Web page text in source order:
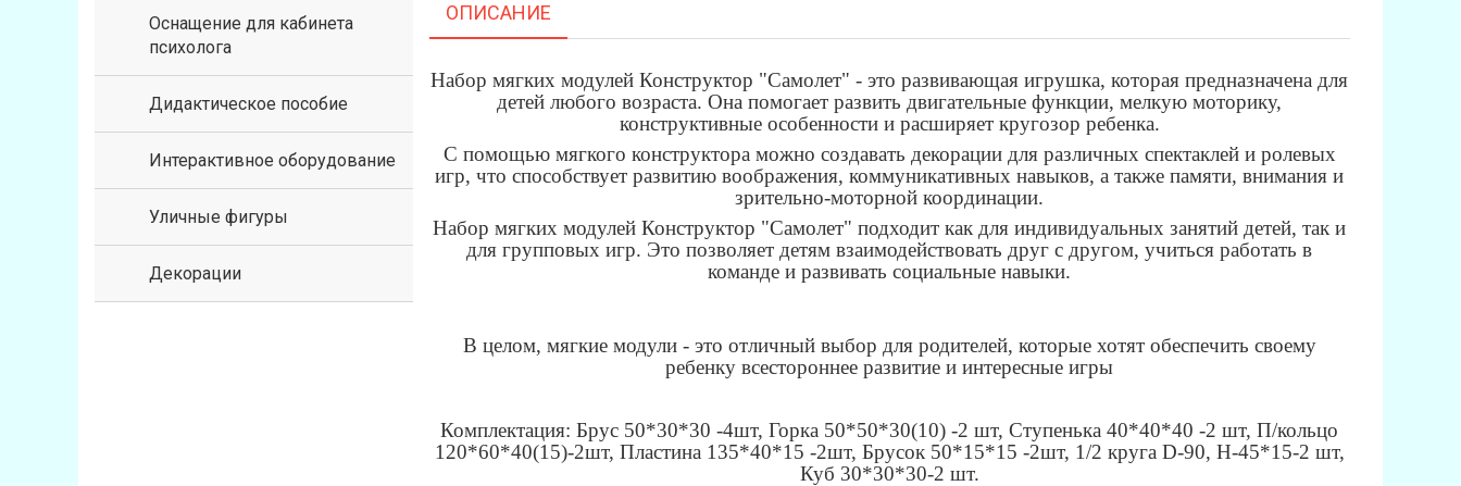
ОПИСАНИЕ
Набор мягких модулей Конструктор "Самолет" - это развивающая игрушка, которая предназначена для
детей любого возраста. Она помогает развить двигательные функции, мелкую моторику,
конструктивные особенности и расширяет кругозор ребенка.
С помощью мягкого конструктора можно создавать декорации для различных спектаклей и ролевых
игр, что способствует развитию воображения, коммуникативных навыков, а также памяти, внимания и
зрительно-моторной координации.
Набор мягких модулей Конструктор "Самолет" подходит как для индивидуальных занятий детей, так и
для групповых игр. Это позволяет детям взаимодействовать друг с другом, учиться работать в
команде и развивать социальные навыки.
В целом, мягкие модули - это отличный выбор для родителей, которые хотят обеспечить своему
ребенку всестороннее развитие и интересные игры
Комплектация: Брус 50*30*30 -4шт, Горка 50*50*30(10) -2 шт, Ступенька 40*40*40 -2 шт, П/кольцо
120*60*40(15)-2шт, Пластина 135*40*15 -2шт, Брусок 50*15*15 -2шт, 1/2 круга D-90, H-45*15-2 шт,
Куб 30*30*30-2 шт.
Оснащение для кабинета
психолога
Дидактическое пособие
Интерактивное оборудование
Уличные фигуры
Декорации